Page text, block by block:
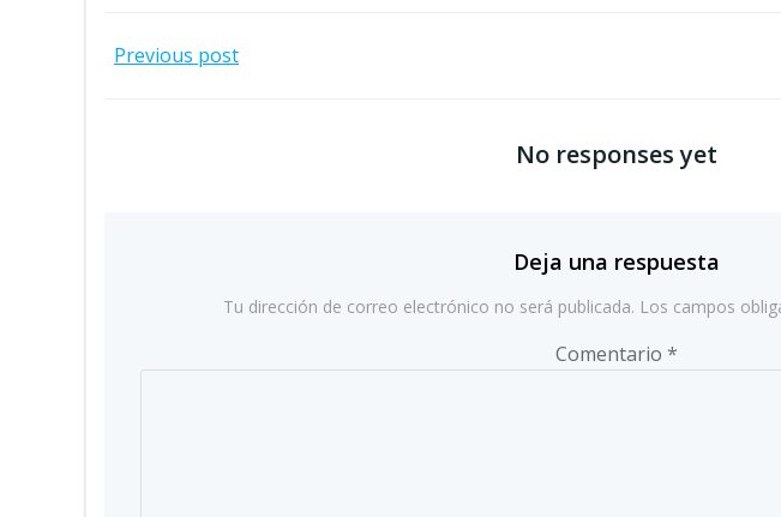
Navegación
Previous post
las
No responses yet
Deja una respuesta
Tu dirección de correo electrónico no será publicada. Los campos
Comentario *